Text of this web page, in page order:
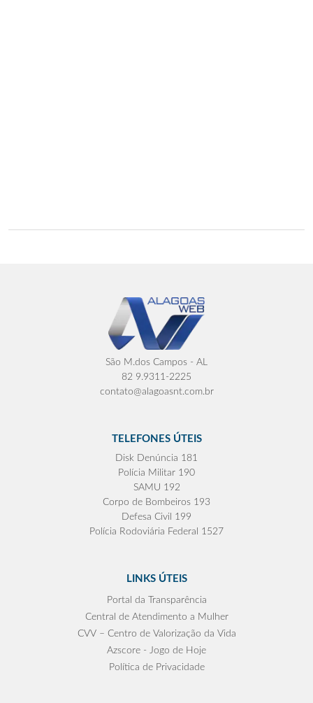
São M.dos Campos - AL
82 9.9311-2225
contato@alagoasnt.com.br
TELEFONES ÚTEIS
Disk Denúncia 181
Polícia Militar 190
SAMU 192
Corpo de Bombeiros 193
Defesa Civil 199
Polícia Rodoviária Federal 1527
LINKS ÚTEIS
Portal da Transparência
Central de Atendimento a Mulher
CVV – Centro de Valorização da Vida
Azscore - Jogo de Hoje
Política de Privacidade